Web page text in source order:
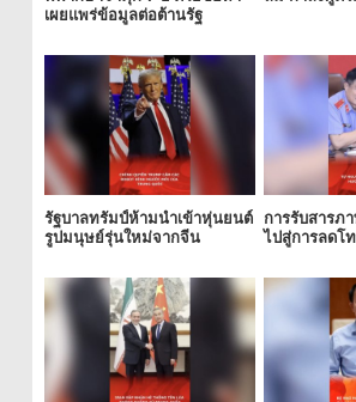
เผยแพร่ข้อมูลต่อต้านรัฐ
รัฐบาลทรัมป์ห้ามนำเข้าหุ่นยนต์
รูปมนุษย์รุ่นใหม่จากจีน
การรับสารภ
ไปสู่การลดโ